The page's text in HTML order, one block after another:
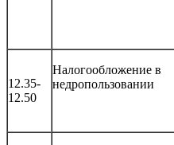
12.35-
12.50
Налогообложение в
недропользовании